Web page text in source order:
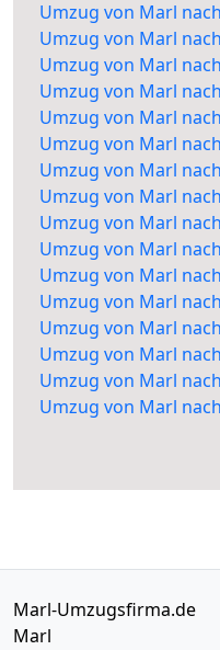
Umzug von Marl
Umzug von Marl
Umzug von Marl
Umzug von Marl
Umzug von Marl
Umzug von Marl
Umzug von Marl
Umzug von Marl
Umzug von Marl
Umzug von Marl
Umzug von Marl
Umzug von Marl
Umzug von Marl
Umzug von Marl
Umzug von Marl
Umzug von Marl
Marl-Umzugsfirma.de
Marl